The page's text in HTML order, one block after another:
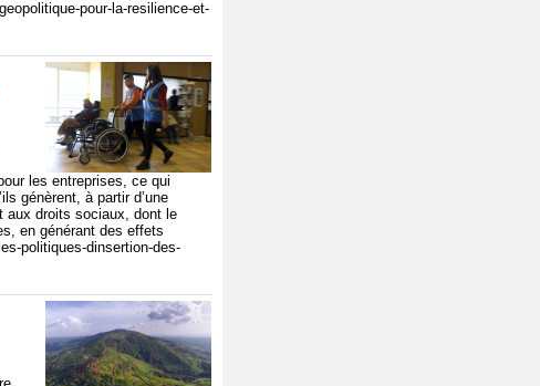
pour-la-resilience-et-
les entreprises, ce qui
génèrent, à partir d’une
aux droits sociaux, dont le
en générant des effets
politiques-dinsertion-des-